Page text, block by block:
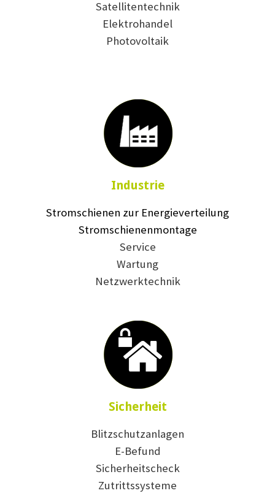
Satellitentechnik
Elektrohandel
Photovoltaik
Industrie
Stromschienen zur Energieverteilung
Stromschienenmontage
Service
Wartung
Netzwerktechnik
Sicherheit
Blitzschutzanlagen
E-Befund
Sicherheitscheck
Zutrittssysteme